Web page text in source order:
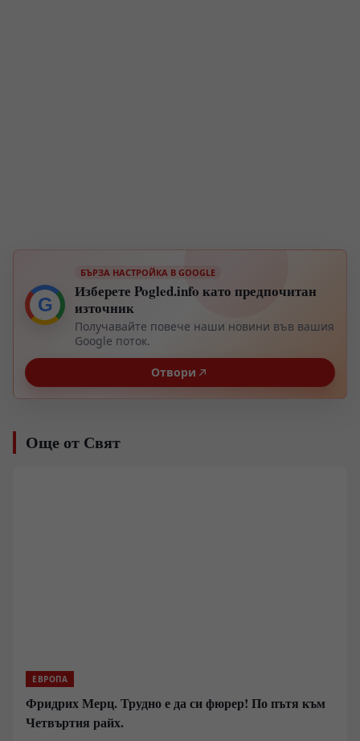
G
БЪРЗА НАСТРОЙКА В GOOGLE
Изберете Pogled.info като предпочитан
източник
Получавайте повече наши новини във вашия
Google поток.
Отвори
Още от Свят
ЕВРОПА
Фридрих Мерц. Трудно е да си фюрер! По пътя към
Четвъртия райх.